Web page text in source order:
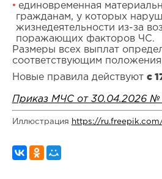
единовременная
гражданам, у которых
жизнедеятельности из-за
поражающих факторов ЧС.
Размеры всех выплат
соответствующим
Новые правила действуют с
Приказ МЧС от 30.04.2026 №
Иллюстрация https://